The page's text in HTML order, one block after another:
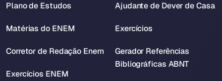
Plano de Estudos
Matérias do ENEM
Corretor de Redação Enem
Exercícios ENEM
Ajudante de Dever de Casa
Exercícios
Gerador Referências
Bibliográficas ABNT